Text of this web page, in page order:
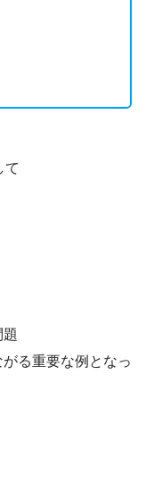
て
る重要な例となっ